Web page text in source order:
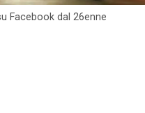
Facebook dal 26enne